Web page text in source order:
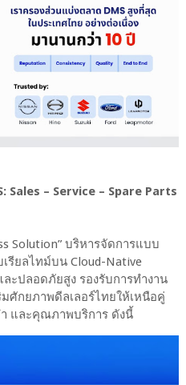
Sales – Service – Spare Parts
Solution” บริหารจัดการแบบ
รียลไทม์บน Cloud-Native
ะปลอดภัยสูง รองรับการทำงาน
ศักยภาพดีลเลอร์ไทยให้เหนือคู่
และคุณภาพบริการ ดังนี้